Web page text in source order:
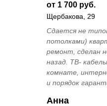
от 1 700 руб.
Щербакова, 29
Сдается не
потолками)
ремонт, сделан
назад. ТВ-
комнате,
и порядок
Анна